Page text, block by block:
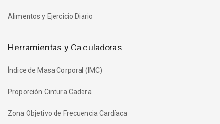
Alimentos y Ejercicio Diario
Herramientas y Calculadoras
Índice de Masa Corporal (IMC)
Proporción Cintura Cadera
Zona Objetivo de Frecuencia Cardíaca